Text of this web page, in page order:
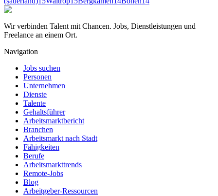
Wir verbinden Talent mit Chancen. Jobs, Dienstleistungen und
Freelance an einem Ort.
Navigation
Jobs suchen
Personen
Unternehmen
Dienste
Talente
Gehaltsführer
Arbeitsmarktbericht
Branchen
Arbeitsmarkt nach Stadt
Fähigkeiten
Berufe
Arbeitsmarkttrends
Remote-Jobs
Blog
Arbeitgeber-Ressourcen